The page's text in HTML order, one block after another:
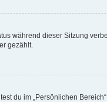
während dieser Sitzung
gezählt.
du im „Persönlichen